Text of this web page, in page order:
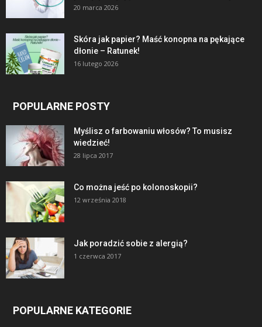
20 marca 2026
Skóra jak papier? Maść konopna na pękające
dłonie – Ratunek!
16 lutego 2026
POPULARNE POSTY
Myślisz o farbowaniu włosów? To musisz
wiedzieć!
28 lipca 2017
Co można jeść po kolonoskopii?
12 września 2018
Jak poradzić sobie z alergią?
1 czerwca 2017
POPULARNE KATEGORIE